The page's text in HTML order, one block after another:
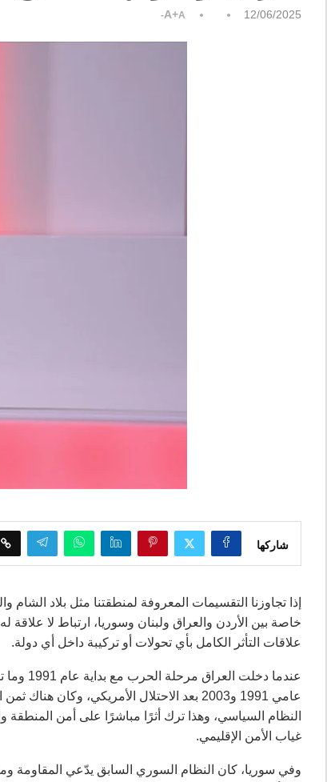
12/06/2025
A+A-
شاركها
إذا تجاوزنا التقسيمات المعروفة لمنطقتنا مثل بلاد
خاصة بين الأردن والعراق ولبنان وسوريا، ارتباط لا علاقة
علاقات التأثر الكامل بأي تحولات أو تركيبة داخل أي دولة.
عندما
عامي 1991 و2003 بعد الاحتلال الأمريكي،
النظام السياسي، وهذا ترك أثرًا مباشرًا على أمن
غياب الأمن الإقليمي.
وفي سوريا، كان النظام السوري السابق يدّعي المقاومة